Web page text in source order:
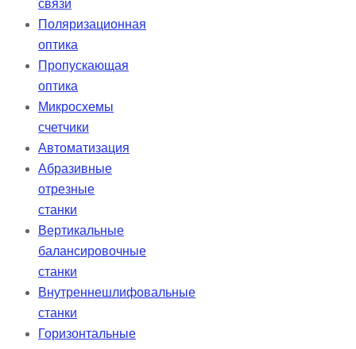
связи
Поляризационная
оптика
Пропускающая
оптика
Микросхемы
счетчики
Автоматизация
Абразивные
отрезные
станки
Вертикальные
балансировочные
станки
Внутреннешлифовальные
станки
Горизонтальные